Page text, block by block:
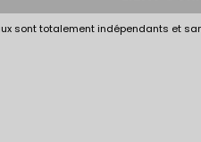
sont totalement indépendants et